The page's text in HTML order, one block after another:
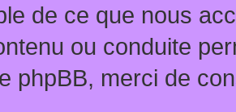
de ce que nous
ou conduite
phpBB, merci de